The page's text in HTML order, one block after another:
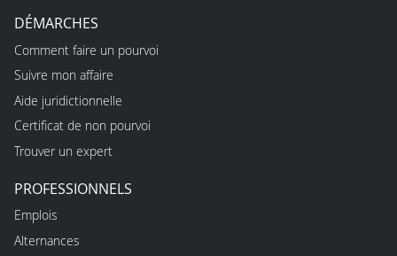
DÉMARCHES
Comment faire un pourvoi
Suivre mon affaire
Aide juridictionnelle
Certificat de non pourvoi
Trouver un expert
PROFESSIONNELS
Emplois
Alternances